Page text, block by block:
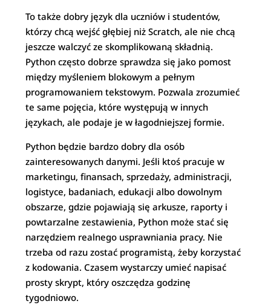
To także dobry język dla uczniów i studentów,
którzy chcą wejść głębiej niż Scratch, ale nie chcą
jeszcze walczyć ze skomplikowaną składnią.
Python często dobrze sprawdza się jako pomost
między myśleniem blokowym a pełnym
programowaniem tekstowym. Pozwala zrozumieć
te same pojęcia, które występują w innych
językach, ale podaje je w łagodniejszej formie.
Python będzie bardzo dobry dla osób
zainteresowanych danymi. Jeśli ktoś pracuje w
marketingu, finansach, sprzedaży, administracji,
logistyce, badaniach, edukacji albo dowolnym
obszarze, gdzie pojawiają się arkusze, raporty i
powtarzalne zestawienia, Python może stać się
narzędziem realnego usprawniania pracy. Nie
trzeba od razu zostać programistą, żeby korzystać
z kodowania. Czasem wystarczy umieć napisać
prosty skrypt, który oszczędza godzinę
tygodniowo.